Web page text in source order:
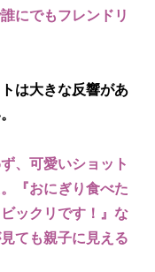
にでもフレンドリ
は大きな反響があ
、可愛いショット
『おにぎり食べた
ックリです！』な
ても親子に見える